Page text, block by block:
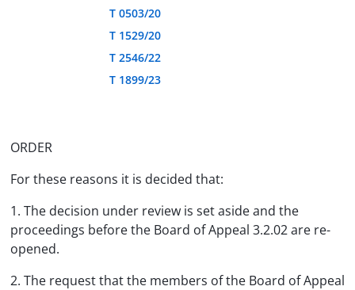
T 0503/20
T 1529/20
T 2546/22
T 1899/23
ORDER
For these reasons it is decided that:
1. The decision under review is set aside and the
proceedings before the Board of Appeal 3.2.02 are re-
opened.
2. The request that the members of the Board of Appeal